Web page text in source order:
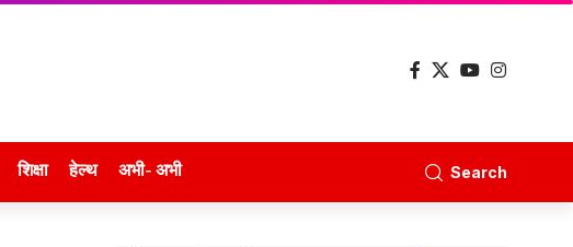
शिक्षा हेल्थ अभी- अभी Search